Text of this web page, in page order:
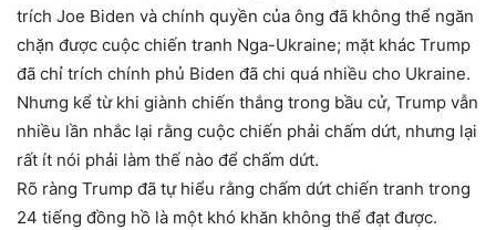
trích Joe Biden và chính quyền của ông đã không thể ngăn
chặn được cuộc chiến tranh Nga-Ukraine; mặt khác Trump
đã chỉ trích chính phủ Biden đã chi quá nhiều cho Ukraine.
Nhưng kể từ khi giành chiến thắng trong bầu cử, Trump vẫn
nhiều lần nhắc lại rằng cuộc chiến phải chấm dứt, nhưng lại
rất ít nói phải làm thế nào để chấm dứt.
Rõ ràng Trump đã tự hiểu rằng chấm dứt chiến tranh trong
24 tiếng đồng hồ là một khó khăn không thể đạt được.